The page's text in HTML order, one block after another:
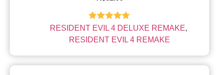
Avaliação
RESIDENT EVIL 4 DELUXE REMAKE,
RESIDENT EVIL 4 REMAKE